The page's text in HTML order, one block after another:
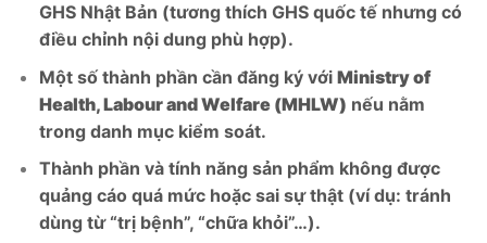
GHS Nhật Bản (tương thích GHS quốc tế nhưng có
điều chỉnh nội dung phù hợp).
Một số thành phần cần đăng ký với Ministry of
Health, Labour and Welfare (MHLW) nếu nằm
trong danh mục kiểm soát.
Thành phần và tính năng sản phẩm không được
quảng cáo quá mức hoặc sai sự thật (ví dụ: tránh
dùng từ “trị bệnh”, “chữa khỏi”…).